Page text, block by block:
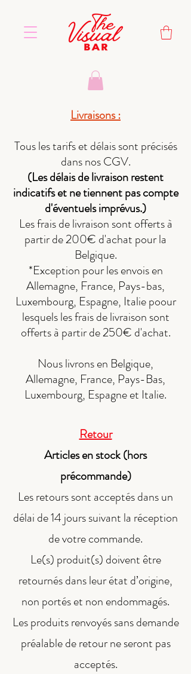
Livraisons :
Tous les tarifs et délais sont précisés
dans nos CGV.
(Les délais de livraison restent
indicatifs et ne tiennent pas compte
d'éventuels imprévus.)
Les frais de livraison sont offerts à
partir de 200€ d'achat pour la
Belgique.
*Exception pour les envois en
Allemagne, France, Pays-bas,
Luxembourg, Espagne, Italie poour
lesquels les frais de livraison sont
offerts à partir de 250€ d'achat.
Nous livrons en Belgique,
Allemagne, France, Pays-Bas,
Luxembourg, Espagne et Italie.
Retour
Articles en stock (hors
précommande)
Les retours sont acceptés dans un
délai de 14 jours suivant la réception
de votre commande.
Le(s) produit(s) doivent être
retournés dans leur état d’origine,
non portés et non endommagés.
Les produits renvoyés sans demande
préalable de retour ne seront pas
acceptés.